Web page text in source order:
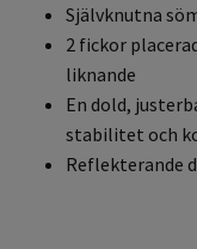
Självknutna
2 fickor
liknande
En dold,
stabilitet och
Reflekterande